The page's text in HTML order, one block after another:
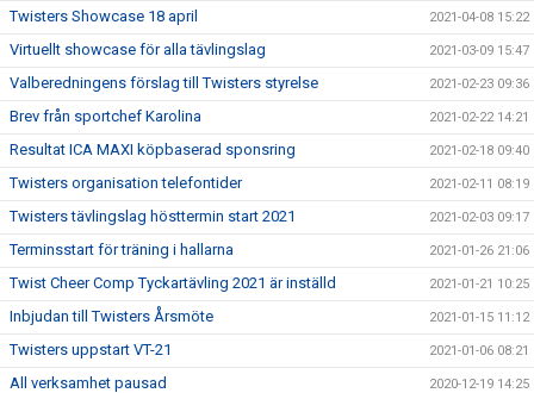
Twisters Showcase 18 april 2021-04-08 15:22
Virtuellt showcase för alla tävlingslag 2021-03-09 15:47
Valberedningens förslag till Twisters styrelse 2021-02-23 09:36
Brev från sportchef Karolina 2021-02-22 14:21
Resultat ICA MAXI köpbaserad sponsring 2021-02-18 09:40
Twisters organisation telefontider 2021-02-11 08:19
Twisters tävlingslag hösttermin start 2021 2021-02-03 09:17
Terminsstart för träning i hallarna 2021-01-26 21:06
Twist Cheer Comp Tyckartävling 2021 är inställd 2021-01-21 10:25
Inbjudan till Twisters Årsmöte 2021-01-15 11:12
Twisters uppstart VT-21 2021-01-06 08:21
All verksamhet pausad 2020-12-19 14:25